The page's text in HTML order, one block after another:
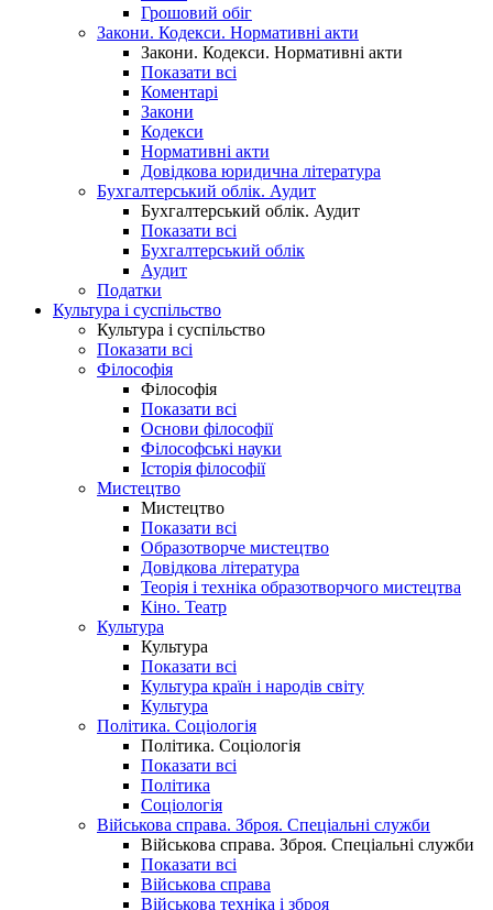
Грошовий обіг
Закони. Кодекси. Нормативні акти
Закони. Кодекси. Нормативні акти
Показати всі
Коментарі
Закони
Кодекси
Нормативні акти
Довідкова юридична література
Бухгалтерський облік. Аудит
Бухгалтерський облік. Аудит
Показати всі
Бухгалтерський облік
Аудит
Податки
Культура і суспільство
Культура і суспільство
Показати всі
Філософія
Філософія
Показати всі
Основи філософії
Філософські науки
Історія філософії
Мистецтво
Мистецтво
Показати всі
Образотворче мистецтво
Довідкова література
Теорія і техніка образотворчого мистецтва
Кіно. Театр
Культура
Культура
Показати всі
Культура країн і народів світу
Культура
Політика. Соціологія
Політика. Соціологія
Показати всі
Політика
Соціологія
Військова справа. Зброя. Спеціальні служби
Військова справа. Зброя. Спеціальні служби
Показати всі
Військова справа
Військова техніка і зброя